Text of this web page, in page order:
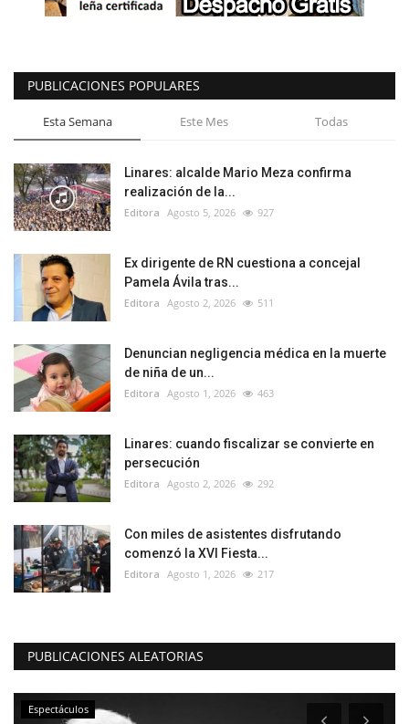
PUBLICACIONES POPULARES
Esta Semana Este Mes Todas
Linares: alcalde Mario Meza confirma
realización de la...
Editora Agosto 5, 2026 927
Ex dirigente de RN cuestiona a concejal
Pamela Ávila tras...
Editora Agosto 2, 2026 511
Denuncian negligencia médica en la muerte
de niña de un...
Editora Agosto 1, 2026 463
Linares: cuando fiscalizar se convierte en
persecución
Editora Agosto 2, 2026 292
Con miles de asistentes disfrutando
comenzó la XVI Fiesta...
Editora Agosto 1, 2026 217
PUBLICACIONES ALEATORIAS
Espectáculos